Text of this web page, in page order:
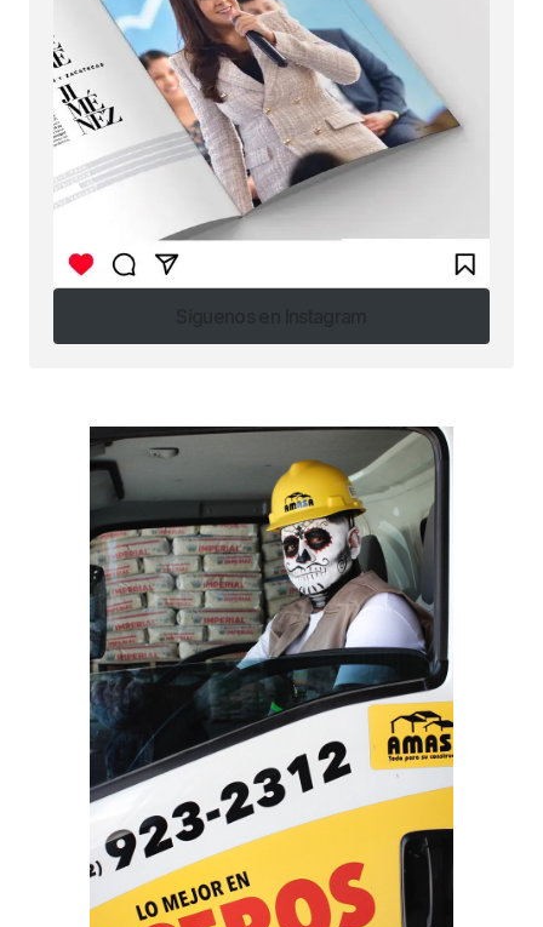
Síguenos en Instagram